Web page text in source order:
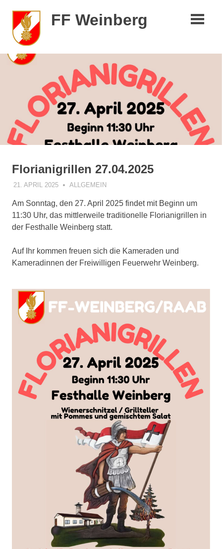
springen
FF Weinberg
Florianigrillen 27.04.2025
21. APRIL 2025 HBI_THURNER
ALLGEMEIN
Am Sonntag, den 27. April 2025 findet mit Beginn um
11:30 Uhr, das mittlerweile traditionelle Florianigrillen in
der Festhalle Weinberg statt.
Auf Ihr kommen freuen sich die Kameraden und
Kameradinnen der Freiwilligen Feuerwehr Weinberg.